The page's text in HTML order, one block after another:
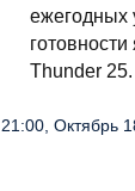
ежегодных
Thunder
21:00, Октябрь